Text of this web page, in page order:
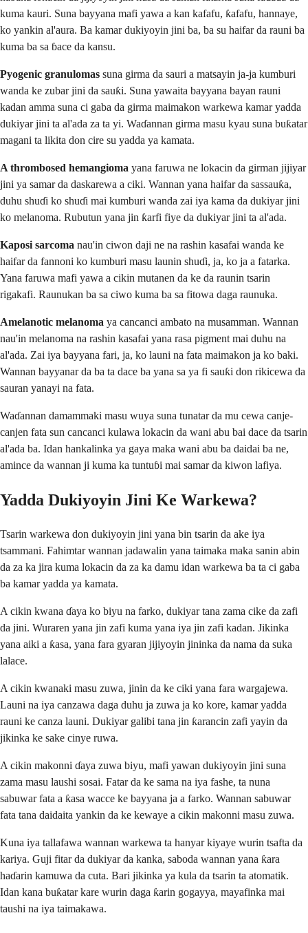
kuma kauri. Suna bayyana mafi yawa a kan kafafu, ƙafafu, hannaye,
ko yankin al'aura. Ba kamar dukiyoyin jini ba, ba su haifar da rauni ba
kuma ba sa ɓace da kansu.
Pyogenic granulomas suna girma da sauri a matsayin ja-ja kumburi
wanda ke zubar jini da sauƙi. Suna yawaita bayyana bayan rauni
kadan amma suna ci gaba da girma maimakon warkewa kamar yadda
dukiyar jini ta al'ada za ta yi. Waɗannan girma masu kyau suna buƙatar
magani ta likita don cire su yadda ya kamata.
A thrombosed hemangioma yana faruwa ne lokacin da girman jijiyar
jini ya samar da daskarewa a ciki. Wannan yana haifar da sassauƙa,
duhu shuɗi ko shuɗi mai kumburi wanda zai iya kama da dukiyar jini
ko melanoma. Rubutun yana jin ƙarfi fiye da dukiyar jini ta al'ada.
Kaposi sarcoma nau'in ciwon daji ne na rashin kasafai wanda ke
haifar da fannoni ko kumburi masu launin shuɗi, ja, ko ja a fatarka.
Yana faruwa mafi yawa a cikin mutanen da ke da raunin tsarin
rigakafi. Raunukan ba sa ciwo kuma ba sa fitowa daga raunuka.
Amelanotic melanoma ya cancanci ambato na musamman. Wannan
nau'in melanoma na rashin kasafai yana rasa pigment mai duhu na
al'ada. Zai iya bayyana fari, ja, ko launi na fata maimakon ja ko baki.
Wannan bayyanar da ba ta dace ba yana sa ya fi sauƙi don rikicewa da
sauran yanayi na fata.
Waɗannan damammaki masu wuya suna tunatar da mu cewa canje-
canjen fata sun cancanci kulawa lokacin da wani abu bai dace da tsarin
al'ada ba. Idan hankalinka ya gaya maka wani abu ba daidai ba ne,
amince da wannan ji kuma ka tuntuɓi mai samar da kiwon lafiya.
Yadda Dukiyoyin Jini Ke Warkewa?
Tsarin warkewa don dukiyoyin jini yana bin tsarin da ake iya
tsammani. Fahimtar wannan jadawalin yana taimaka maka sanin abin
da za ka jira kuma lokacin da za ka damu idan warkewa ba ta ci gaba
ba kamar yadda ya kamata.
A cikin kwana ɗaya ko biyu na farko, dukiyar tana zama cike da zafi
da jini. Wuraren yana jin zafi kuma yana iya jin zafi kadan. Jikinka
yana aiki a ƙasa, yana fara gyaran jijiyoyin jininka da nama da suka
lalace.
A cikin kwanaki masu zuwa, jinin da ke ciki yana fara wargajewa.
Launi na iya canzawa daga duhu ja zuwa ja ko kore, kamar yadda
rauni ke canza launi. Dukiyar galibi tana jin ƙarancin zafi yayin da
jikinka ke sake cinye ruwa.
A cikin makonni ɗaya zuwa biyu, mafi yawan dukiyoyin jini suna
zama masu laushi sosai. Fatar da ke sama na iya fashe, ta nuna
sabuwar fata a ƙasa wacce ke bayyana ja a farko. Wannan sabuwar
fata tana daidaita yankin da ke kewaye a cikin makonni masu zuwa.
Kuna iya tallafawa wannan warkewa ta hanyar kiyaye wurin tsafta da
kariya. Guji fitar da dukiyar da kanka, saboda wannan yana ƙara
haɗarin kamuwa da cuta. Bari jikinka ya kula da tsarin ta atomatik.
Idan kana buƙatar kare wurin daga ƙarin gogayya, mayafinka mai
taushi na iya taimakawa.